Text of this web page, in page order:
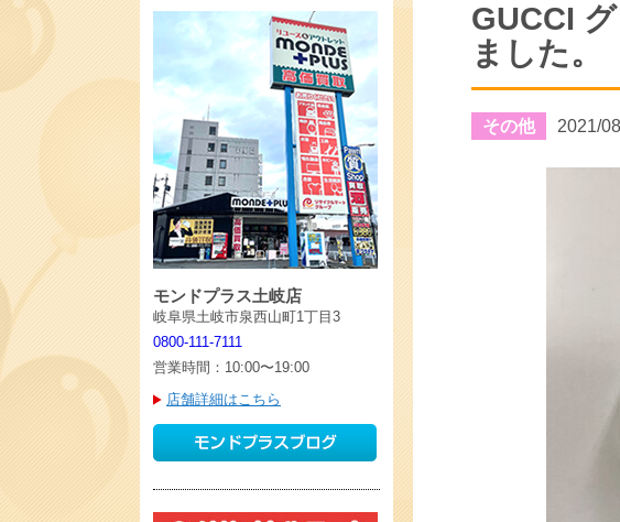
GUCCI
ました。
その他 2021/
モンドプラス土岐店
岐阜県土岐市泉西山町1丁目3
0800-111-7111
営業時間：10:00〜19:00
店舗詳細はこちら